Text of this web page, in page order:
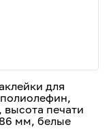
для
печати
мм, белые